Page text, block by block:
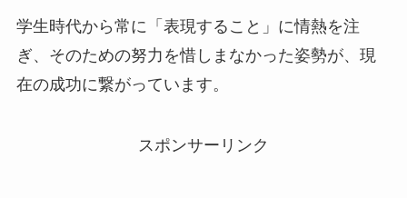
学生時代から常に「表現すること」に情熱を注
ぎ、そのための努力を惜しまなかった姿勢が、現
在の成功に繋がっています。
スポンサーリンク